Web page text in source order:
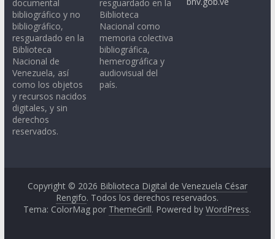
documental
bibliográfico y no
bibliográfico,
resguardado en la
Biblioteca
Nacional de
Venezuela, así
como los objetos
y recursos nacidos
digitales, y sin
derechos
reservados.
resguardado en la
Biblioteca
Nacional como
memoria colectiva
bibliográfica,
hemerográfica y
audiovisual del
país.
Copyright © 2026 Biblioteca Digital de Venezuela César
Rengifo. Todos los derechos reservados.
Tema: ColorMag por ThemeGrill. Powered byWordPress.